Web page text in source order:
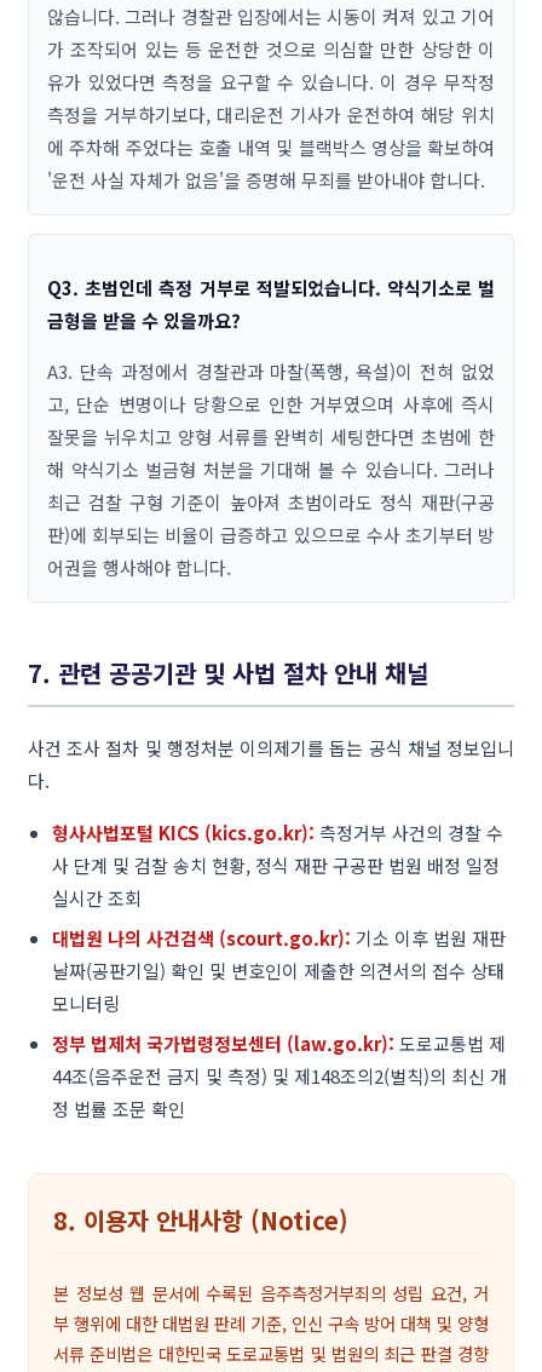
않습니다. 그러나 경찰관 입장에서는 시동이 켜져 있고 기어
가 조작되어 있는 등 운전한 것으로 의심할 만한 상당한 이
유가 있었다면 측정을 요구할 수 있습니다. 이 경우 무작정
측정을 거부하기보다, 대리운전 기사가 운전하여 해당 위치
에 주차해 주었다는 호출 내역 및 블랙박스 영상을 확보하여
'운전 사실 자체가 없음'을 증명해 무죄를 받아내야 합니다.
Q3. 초범인데 측정 거부로 적발되었습니다. 약식기소로 벌
금형을 받을 수 있을까요?
A3. 단속 과정에서 경찰관과 마찰(폭행, 욕설)이 전혀 없었
고, 단순 변명이나 당황으로 인한 거부였으며 사후에 즉시
잘못을 뉘우치고 양형 서류를 완벽히 세팅한다면 초범에 한
해 약식기소 벌금형 처분을 기대해 볼 수 있습니다. 그러나
최근 검찰 구형 기준이 높아져 초범이라도 정식 재판(구공
판)에 회부되는 비율이 급증하고 있으므로 수사 초기부터 방
어권을 행사해야 합니다.
7. 관련 공공기관 및 사법 절차 안내 채널
사건 조사 절차 및 행정처분 이의제기를 돕는 공식 채널 정보입니
다.
형사사법포털 KICS (kics.go.kr): 측정거부 사건의 경찰 수
사 단계 및 검찰 송치 현황, 정식 재판 구공판 법원 배정 일정
실시간 조회
대법원 나의 사건검색 (scourt.go.kr): 기소 이후 법원 재판
날짜(공판기일) 확인 및 변호인이 제출한 의견서의 접수 상태
모니터링
정부 법제처 국가법령정보센터 (law.go.kr): 도로교통법 제
44조(음주운전 금지 및 측정) 및 제148조의2(벌칙)의 최신 개
정 법률 조문 확인
8. 이용자 안내사항 (Notice)
본 정보성 웹 문서에 수록된 음주측정거부죄의 성립 요건, 거
부 행위에 대한 대법원 판례 기준, 인신 구속 방어 대책 및 양형
서류 준비법은 대한민국 도로교통법 및 법원의 최근 판결 경향